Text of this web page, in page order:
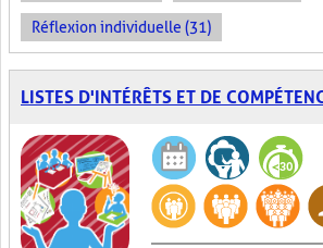
Réflexion individuelle (31)
LISTES D'INTÉRÊTS ET DE